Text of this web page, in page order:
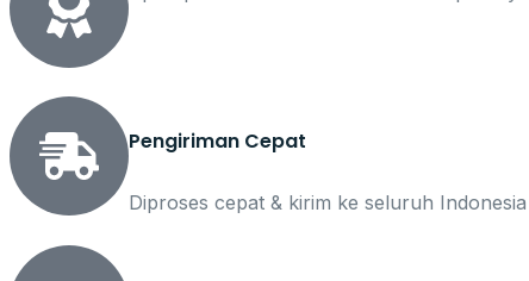
Pengiriman Cepat
Diproses cepat & kirim ke seluruh Indonesia